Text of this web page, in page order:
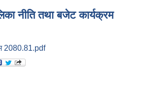
नीति तथा बजेट कार्यक्रम
2080.81.pdf